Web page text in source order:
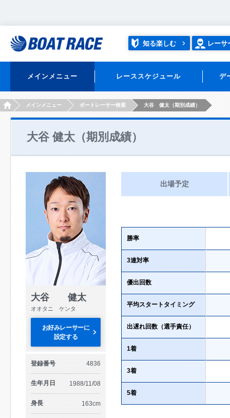
知る楽しむ レーサ
メインメニュー レーススケジュール デ
HOMEメインメニュー ボートレーサー検索 大谷 健太（期別成績）
大谷 健太（期別成績）
大谷 健太
オオタニ ケンタ
お好みレーサーに
設定する
登録番号 4836
生年月日 1988/11/08
身長 163cm
出場予定
勝率
3連対率
優出回数
平均スタートタイミング
出遅れ回数（選手責任）
1着
3着
5着